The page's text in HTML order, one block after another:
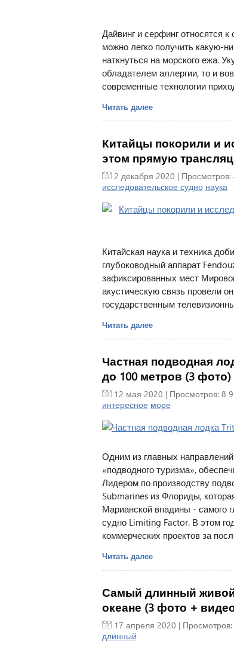
Дайвинг и серфинг относятся
можно легко получить какую-
наткнуться на морского ежа.
обладателем аллергии, то и
современные технологии
Читать далее
Китайцы покорили и
этом прямую
2 декабря 2020 | Просмотров:
исследовательское судно наука
Китайская наука и техника
глубоководный аппарат
зафиксированных мест
акустическую связь провели
государственным
Читать далее
Частная подводная
до 100 метров (3 фото)
12 мая 2020 | Просмотров: 8
интересное море
Одним из главных
«подводного туризма»,
Лидером по производству
Submarines из Флориды,
Марианской впадины - самого
судно Limiting Factor. В этом
коммерческих проектов за
Читать далее
Самый длинный
океане (3 фото +
17 апреля 2020 |
длинный